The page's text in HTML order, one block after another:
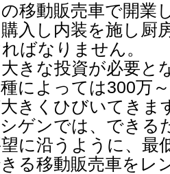
移動販売車で開業
入し内装を施し厨
ばなりません。
きな投資が必要と
によっては300万
きくひびいてきま
ゲンでは、できる
に沿うように、最
る移動販売車をレ